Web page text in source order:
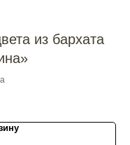
из бархата